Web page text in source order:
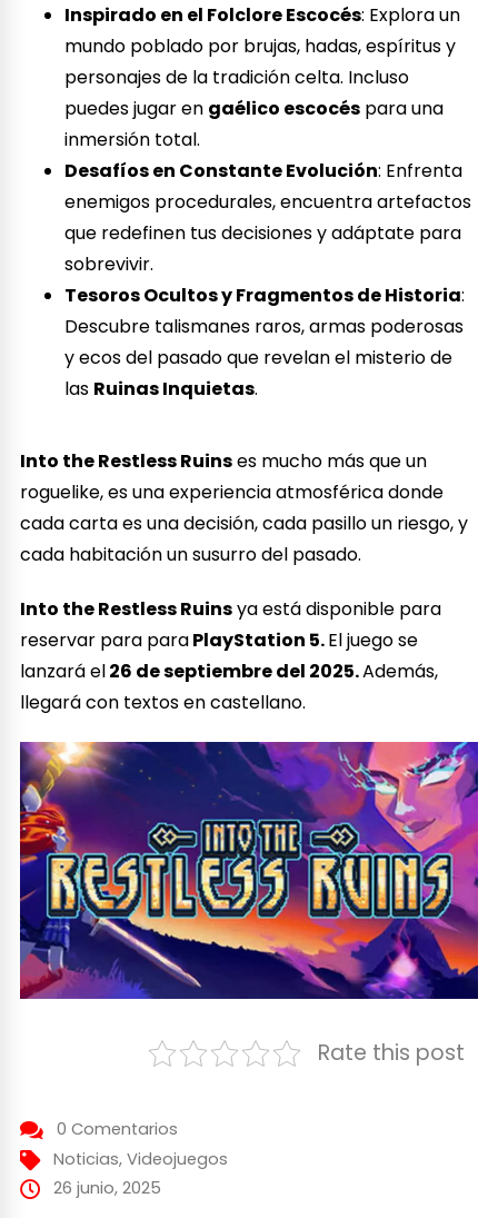
Inspirado en el Folclore Escocés: Explora un
mundo poblado por brujas, hadas, espíritus y
personajes de la tradición celta. Incluso
puedes jugar en gaélico escocés para una
inmersión total.
Desafíos en Constante Evolución: Enfrenta
enemigos procedurales, encuentra artefactos
que redefinen tus decisiones y adáptate para
sobrevivir.
Tesoros Ocultos y Fragmentos de Historia:
Descubre talismanes raros, armas poderosas
y ecos del pasado que revelan el misterio de
las Ruinas Inquietas.
Into the Restless Ruinses mucho más que un
roguelike, es una experiencia atmosférica donde
cada carta es una decisión, cada pasillo un riesgo, y
cada habitación un susurro del pasado.
Into the Restless Ruinsya está disponible para
reservar para paraPlayStation 5.El juego se
lanzará el26 de septiembre del 2025.Además,
llegará con textos en castellano.
Rate this post
0 Comentarios
Noticias, Videojuegos
26 junio, 2025